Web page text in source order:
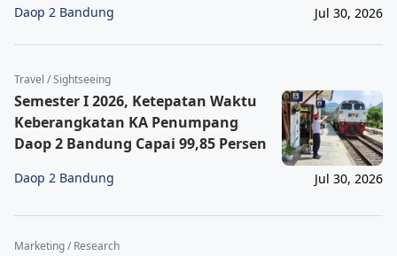
Daop 2 Bandung Jul 30, 2026
Travel / Sightseeing
Semester I 2026, Ketepatan Waktu
Keberangkatan KA Penumpang
Daop 2 Bandung Capai 99,85 Persen
Daop 2 Bandung Jul 30, 2026
Marketing / Research